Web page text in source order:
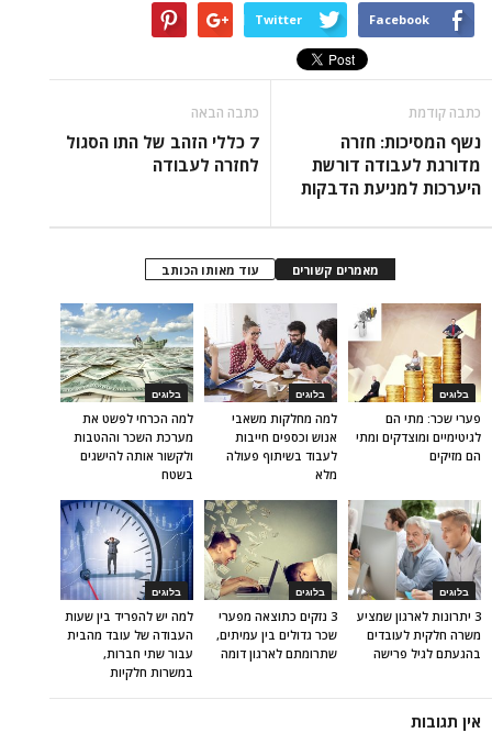
Facebook
Twitter
כתבה קודמת
נשף המסיכות: חזרה
מדורגת לעבודה דורשת
היערכות למניעת הדבקות
כתבה הבאה
7 כללי הזהב של התו הסגול
לחזרה לעבודה
מאמרים קשורים עוד מאותו הכותב
בלוגים
למה הכרחי לפשט את
מערכת השכר וההטבות
ולקשור אותה להישגים
בשטח
בלוגים
למה מחלקות משאבי
אנוש וכספים חייבות
לעבוד בשיתוף פעולה
מלא
בלוגים
פערי שכר: מתי הם
לגיטימיים ומוצדקים ומתי
הם מזיקים
בלוגים
למה יש להפריד בין שעות
העבודה של עובד מהבית
עבור שתי חברות,
במשרות חלקיות
בלוגים
3 נזקים כתוצאה מפערי
שכר גדולים בין עמיתים,
שתרומתם לארגון דומה
בלוגים
3 יתרונות לארגון שמציע
משרה חלקית לעובדים
בהגעתם לגיל פרישה
אין תגובות